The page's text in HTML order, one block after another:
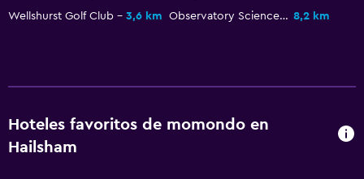
Wellshurst Golf Club
3,6 km Observatory Science Centre 8,2 km
Hoteles favoritos de momondo en
Hailsham